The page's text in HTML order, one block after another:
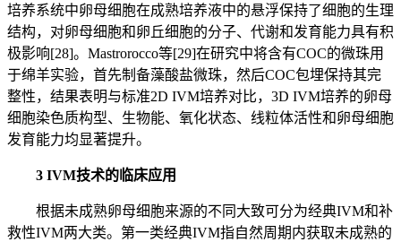
培养系统中卵母细胞在成熟培养液中的悬浮保持了细胞的生理
结构，对卵母细胞和卵丘细胞的分子、代谢和发育能力具有积
极影响[28]。Mastrorocco等[29]在研究中将含有COC的微珠用
于绵羊实验，首先制备藻酸盐微珠，然后COC包埋保持其完
整性，结果表明与标准2D IVM培养对比，3D IVM培养的卵母
细胞染色质构型、生物能、氧化状态、线粒体活性和卵母细胞
发育能力均显著提升。
3 IVM技术的临床应用
根据未成熟卵母细胞来源的不同大致可分为经典IVM和补
救性IVM两大类。第一类经典IVM指自然周期内获取未成熟的